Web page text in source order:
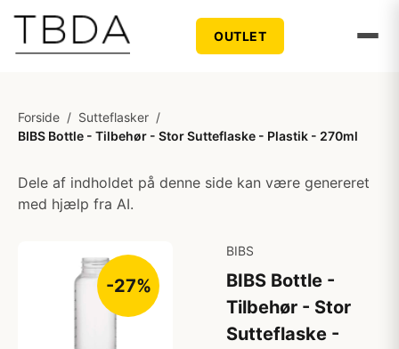
OUTLET
Forside / Sutteflasker /
BIBS Bottle - Tilbehør - Stor Sutteflaske - Plastik - 270ml
Dele af indholdet på denne side kan være genereret
med hjælp fra AI.
-27%
BIBS
BIBS Bottle -
Tilbehør - Stor
Sutteflaske -